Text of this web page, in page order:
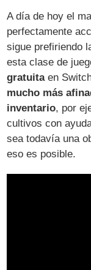
A día de hoy el
perfectamente
sigue prefiriendo
esta clase de
gratuitaen
mucho más
inventario, por
cultivos con
sea todavía una
eso es posible.